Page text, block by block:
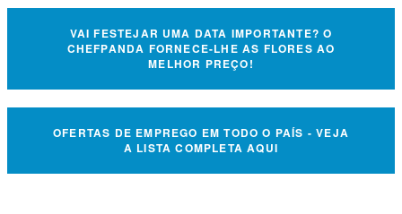
VAI FESTEJAR UMA DATA IMPORTANTE? O
CHEFPANDA FORNECE-LHE AS FLORES AO
MELHOR PREÇO!
OFERTAS DE EMPREGO EM TODO O PAÍS - VEJA
A LISTA COMPLETA AQUI